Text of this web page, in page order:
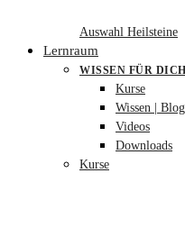
Auswahl Heilsteine
Lernraum
WISSEN FÜR DICH
Kurse
Wissen | Blog
Videos
Downloads
Kurse